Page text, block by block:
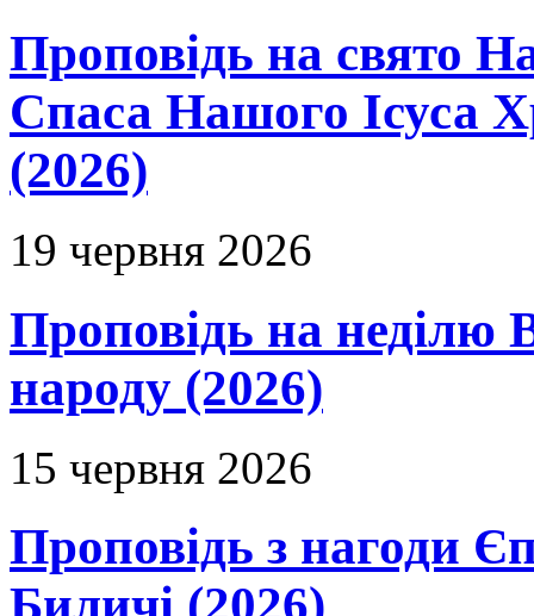
Проповідь на свято
Спаса Нашого Ісуса
(2026)
19 червня 2026
Проповідь на неділю
народу (2026)
15 червня 2026
Проповідь з нагоди